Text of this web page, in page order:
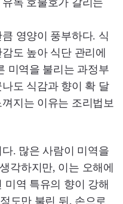
독 호불호가 갈리는
영양이 풍부하다. 식
도 높아 식단 관리에
미역을 불리는 과정부
도 식감과 향이 확 달
지는 이유는 조리법보
. 많은 사람이 미역을
각하지만, 이는 오해에
미역 특유의 향이 강해
도만 불린 뒤, 손으로